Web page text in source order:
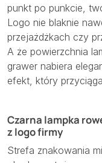
punkt po punkcie,
Logo nie blaknie
przejażdżkach czy
A że powierzchnia
grawer nabiera
efekt, który
Czarna lampka
z logo firmy
Strefa znakowania